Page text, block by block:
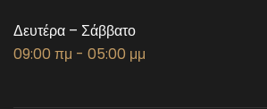
Δευτέρα – Σάββατο
09:00 πμ - 05:00 μμ